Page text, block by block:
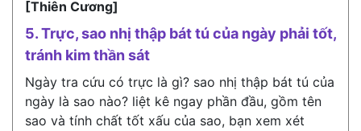
[Thiên Cương]
5. Trực, sao nhị thập bát tú của ngày phải tốt,
tránh kim thần sát
Ngày tra cứu có trực là gì? sao nhị thập bát tú của
ngày là sao nào? liệt kê ngay phần đầu, gồm tên
sao và tính chất tốt xấu của sao, bạn xem xét